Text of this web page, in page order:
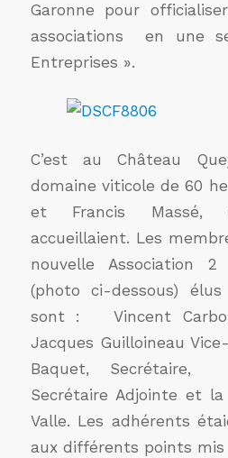
Garonne pour
associations en une
Entreprises ».
C’est au Château
domaine viticole de 60
et Francis Massé,
accueillaient. Les
nouvelle Association 2
(photo ci-dessous)
sont : Vincent
Jacques Guilloineau
Baquet, Secrétaire,
Secrétaire Adjointe et
Valle. Les adhérents
aux différents points mis